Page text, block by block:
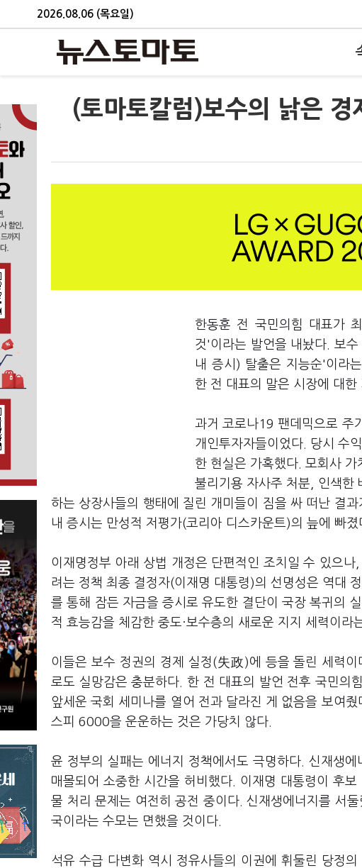
2026.08.06 (목요일)
(토마토칼럼)보수의 낡은
한동훈 전 국민의힘 대표가
것'이라는 발언을 내놨다. 보
내 증시) 탈출은 지능순'이라
한 전 대표의 말은 시장에 대한
과거 코로나19 팬데믹으로 주
개인투자자들이었다. 당시 수
한 현실은 가혹했다. 모회사
불리기용 자사주 처분, 인색한
하는 상장사들의 행태에 질린 개미들이 짐을 싸 떠난 결
내 증시는 만성적 저평가(코리아 디스카운트)의 늪에 빠졌
이재명정부 아래 상법 개정은 단편적인 조치일 수 있으
려는 정책 최종 결정자(이재명 대통령)의 선명성은 역대
를 통해 잠든 자금을 증시로 유도한 결단이 국장 복귀의
적 효능감을 체감한 중도·보수층의 새로운 지지 세력이라
이들은 보수 정권의 경제 실정(失政)에 등을 돌린 세력
로도 실망감은 충분하다. 한 전 대표의 발언 전후 국민의
앞세운 국회 세미나를 열어 전과 달라진 게 없음을 보여
스피 6000을 운운하는 것은 가당치 않다.
윤 정부의 실패는 에너지 정책에서도 극명하다. 신재생
매몰되어 소중한 시간을 허비했다. 이재명 대통령이 후
물 처리 문제는 여전히 공전 중이다. 신재생에너지를 서
국이라는 수모는 면했을 것이다.
석유 수급 다변화 역시 정유사들의 이권에 휘둘린 당정